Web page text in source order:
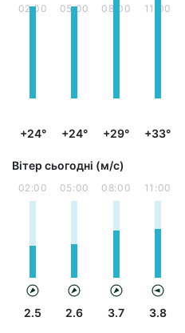
02:00
+24°
05:00
+24°
08:00
+29°
11:00
+33°
Вітер сьогодні (м/с)
02:00
2.5
05:00
2.6
08:00
3.7
11:00
3.8